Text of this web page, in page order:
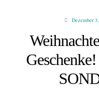
Dezember